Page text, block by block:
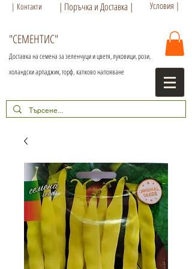
| Контакти | Поръчка и Доставка | Условия |
"СЕМЕНТИС"
Доставка на семена за зеленчуци и цветя, луковици, рози,
холандски арпаджик, торф,капково напояване